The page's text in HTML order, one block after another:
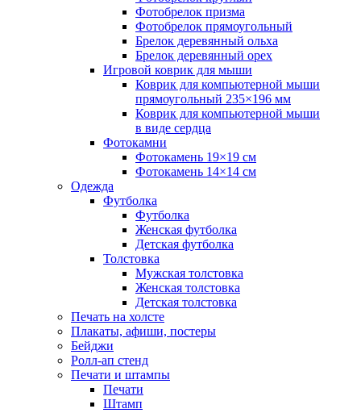
Фотобрелок призма
Фотобрелок прямоугольный
Брелок деревянный ольха
Брелок деревянный орех
Игровой коврик для мыши
Коврик для компьютерной мыши
прямоугольный 235×196 мм
Коврик для компьютерной мыши
в виде сердца
Фотокамни
Фотокамень 19×19 см
Фотокамень 14×14 см
Одежда
Футболка
Футболка
Женская футболка
Детская футболка
Толстовка
Мужская толстовка
Женская толстовка
Детская толстовка
Печать на холсте
Плакаты, афиши, постеры
Бейджи
Ролл-ап стенд
Печати и штампы
Печати
Штамп